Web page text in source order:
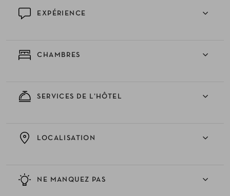
EXPÉRIENCE
CHAMBRES
SERVICES DE L’HÔTEL
NE MANQUEZ PAS
LOCALISATION